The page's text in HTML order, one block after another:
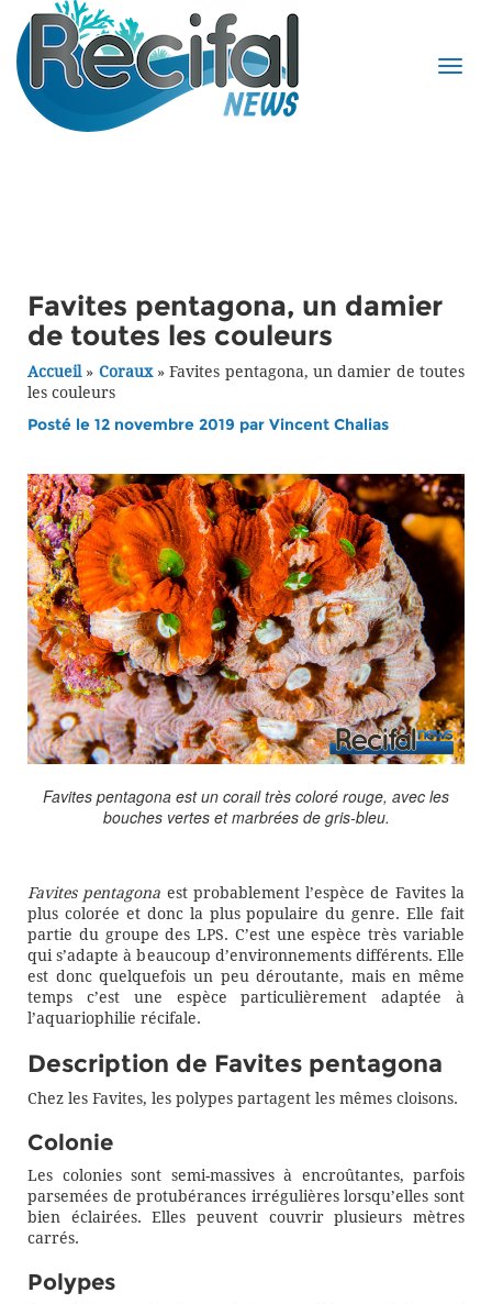
Favites pentagona, un damier
de toutes les couleurs
Accueil» Coraux»Favites pentagona, un damier de toutes
les couleurs
Posté le 12 novembre 2019 par Vincent Chalias
Favites pentagona est un corail très coloré rouge, avec les
bouches vertes et marbrées de gris-bleu.
Favites pentagona est probablement l’espèce de Favites la
plus colorée et donc la plus populaire du genre. Elle fait
partie du groupe des LPS. C’est une espèce très variable
qui s’adapte à beaucoup d’environnements différents. Elle
est donc quelquefois un peu déroutante, mais en même
temps c’est une espèce particulièrement adaptée à
l’aquariophilie récifale.
Description de Favites pentagona
Chez les Favites, les polypes partagent les mêmes cloisons.
Colonie
Les colonies sont semi-massives à encroûtantes, parfois
parsemées de protubérances irrégulières lorsqu’elles sont
bien éclairées. Elles peuvent couvrir plusieurs mètres
carrés.
Polypes